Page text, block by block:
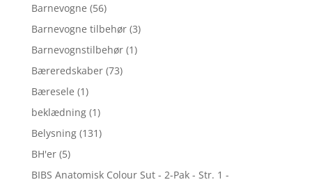
Barnevogne (56)
Barnevogne tilbehør (3)
Barnevognstilbehør (1)
Bæreredskaber (73)
Bæresele (1)
beklædning (1)
Belysning (131)
BH'er (5)
BIBS Anatomisk Colour Sut - 2-Pak - Str. 1 -